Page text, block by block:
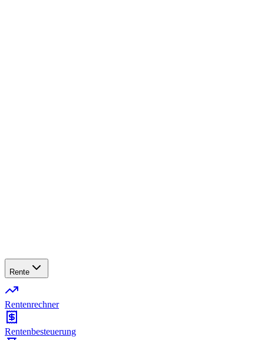
Rente
Rentenrechner
Rentenbesteuerung